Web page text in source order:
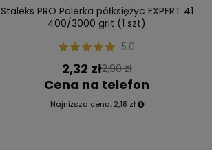
Staleks PRO Polerka półksiężyc EXPERT 41
400/3000 grit (1 szt)
5.0
2,32 zł2,90 zł
Cena na telefon
Najniższa cena: 2,18 zł